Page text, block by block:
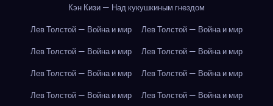
Кэн Кизи — Над кукушкиным гнездом
Лев Толстой — Война и мир
Лев Толстой — Война и мир
Лев Толстой — Война и мир
Лев Толстой — Война и мир
Лев Толстой — Война и мир
Лев Толстой — Война и мир
Лев Толстой — Война и мир
Лев Толстой — Война и мир